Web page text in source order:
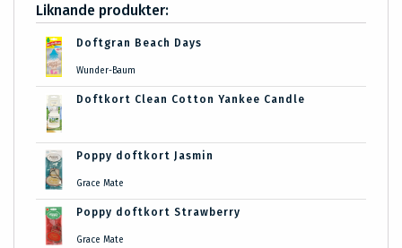
Liknande produkter:
Doftgran Beach Days
Wunder-Baum
Doftkort Clean Cotton Yankee Candle
Poppy doftkort Jasmin
Grace Mate
Poppy doftkort Strawberry
Grace Mate